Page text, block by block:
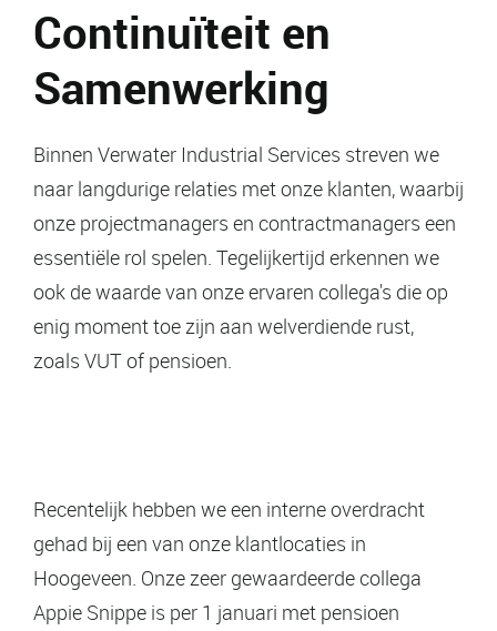
Continuïteit en
Samenwerking
Binnen Verwater Industrial Services streven we
naar langdurige relaties met onze klanten, waarbij
onze projectmanagers en contractmanagers een
essentiële rol spelen. Tegelijkertijd erkennen we
ook de waarde van onze ervaren collega's die op
enig moment toe zijn aan welverdiende rust,
zoals VUT of pensioen.
Recentelijk hebben we een interne overdracht
gehad bij een van onze klantlocaties in
Hoogeveen. Onze zeer gewaardeerde collega
Appie Snippe is per 1 januari met pensioen